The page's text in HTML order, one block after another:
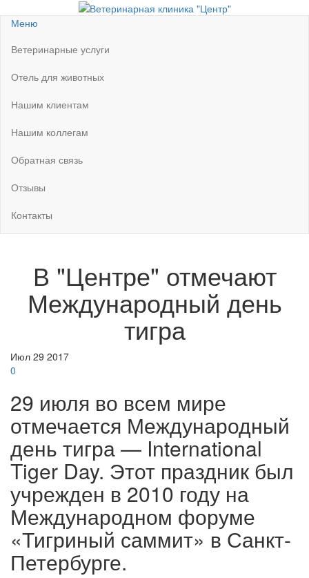
Ветеринарная клиника "Центр"
Круглосуточно
Меню
Ветеринарные услуги
Отель для животных
Нашим клиентам
Нашим коллегам
Обратная связь
Отзывы
Контакты
В "Центре" отмечают
Международный день
тигра
Июл 29 2017
0
29 июля во всем мире
отмечается Международный
день тигра — International
Tiger Day. Этот праздник был
учрежден в 2010 году на
Международном форуме
«Тигриный саммит» в Санкт-
Петербурге.